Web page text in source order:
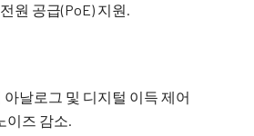
원 공급(PoE) 지원.
날로그 및 디지털 이득 제어
이즈 감소.